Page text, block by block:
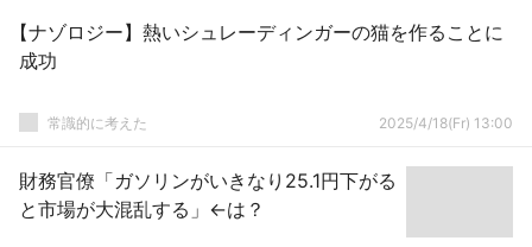
【ナゾロジー】熱いシュレーディンガーの猫を作ることに
成功
常識的に考えた 2025/4/18(Fr) 13:00
財務官僚「ガソリンがいきなり25.1円下がる
と市場が大混乱する」←は？